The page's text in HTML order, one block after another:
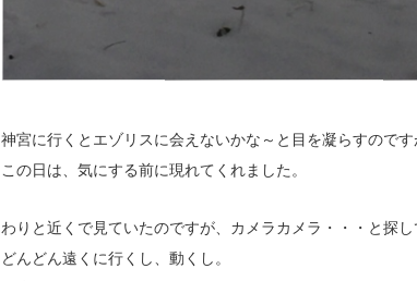
神宮に行くとエゾリスに会えないかな～と目を凝らすのです
この日は、気にする前に現れてくれました。
わりと近くで見ていたのですが、カメラカメラ・・・と探
どんどん遠くに行くし、動くし。